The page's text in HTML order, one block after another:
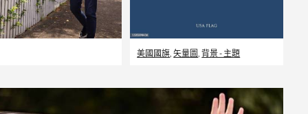
美國國旗,矢量圖,背景 - 主題